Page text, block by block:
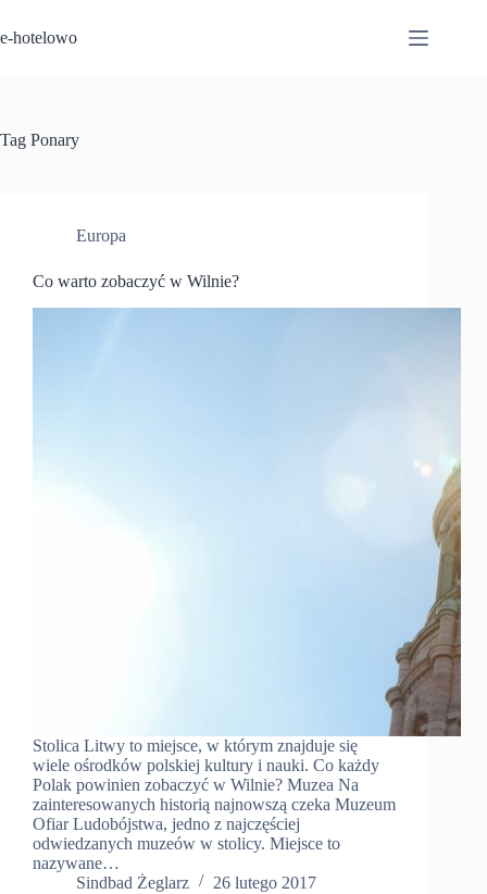
do
treści
e-hotelowo
Tag Ponary
Europa
Co warto zobaczyć w Wilnie?
Stolica Litwy to miejsce, w którym znajduje się
wiele ośrodków polskiej kultury i nauki. Co każdy
Polak powinien zobaczyć w Wilnie? Muzea Na
zainteresowanych historią najnowszą czeka Muzeum
Ofiar Ludobójstwa, jedno z najczęściej
odwiedzanych muzeów w stolicy. Miejsce to
nazywane…
Sindbad Żeglarz
26 lutego 2017